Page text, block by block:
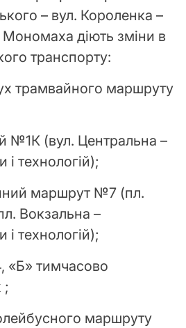
– вул. Короленка –
діють зміни в
транспорту:
трамвайного маршруту
№1К (вул. Центральна –
і технологій);
маршрут №7 (пл.
Вокзальна –
і технологій);
«Б» тимчасово
;
маршруту